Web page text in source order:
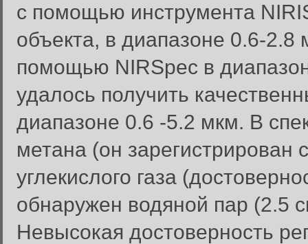
с помощью инструмента
объекта, в диапазоне 0.6-
помощью NIRSpec в
удалось получить
диапазоне 0.6 -5.2 мкм. В
метана (он зарегистрирован
углекислого газа
обнаружен водяной пар (2.5
Невысокая достоверность